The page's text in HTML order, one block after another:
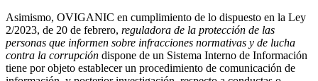
Asimismo, OVIGANIC en cumplimiento de lo dispuesto en la Ley
2/2023, de 20 de febrero, reguladora de la protección de las
personas que informen sobre infracciones normativas y de lucha
contra la corrupción dispone de un Sistema Interno de Información
tiene por objeto establecer un procedimiento de comunicación de